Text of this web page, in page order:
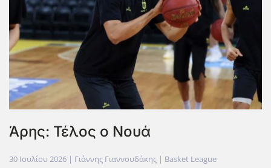
Άρης: Τέλος ο Νουά
30 Ιουλίου 2026 | Γιάννης Γιαννουδάκης | Basket League